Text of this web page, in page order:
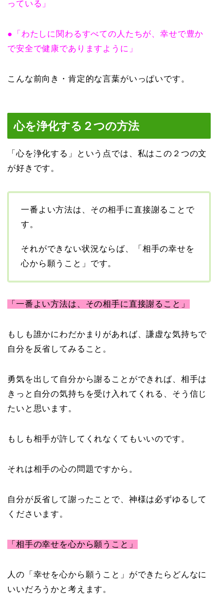
っている」
●「わたしに関わるすべての人たちが、幸せで豊か
で安全で健康でありますように」
こんな前向き・肯定的な言葉がいっぱいです。
心を浄化する２つの方法
「心を浄化する」という点では、私はこの２つの文
が好きです。
一番よい方法は、その相手に直接謝ることで
す。
それができない状況ならば、「相手の幸せを
心から願うこと」です。
「一番よい方法は、その相手に直接謝ること」
もしも誰かにわだかまりがあれば、謙虚な気持ちで
自分を反省してみること。
勇気を出して自分から謝ることができれば、相手は
きっと自分の気持ちを受け入れてくれる、そう信じ
たいと思います。
もしも相手が許してくれなくてもいいのです。
それは相手の心の問題ですから。
自分が反省して謝ったことで、神様は必ずゆるして
くださいます。
「相手の幸せを心から願うこと」
人の「幸せを心から願うこと」ができたらどんなに
いいだろうかと考えます。